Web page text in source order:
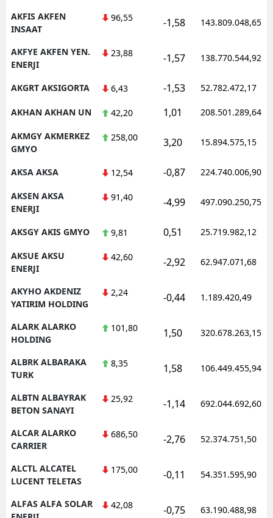
AKFIS AKFEN
INSAAT
96,55 -1,58 143.809.048,65
AKFYE AKFEN YEN.
ENERJI
23,88 -1,57 138.770.544,92
AKGRT AKSIGORTA 6,43 -1,53 52.782.472,17
AKHAN AKHAN UN 42,20 1,01 208.501.289,64
AKMGY AKMERKEZ
GMYO
258,00 3,20 15.894.575,15
AKSA AKSA 12,54 -0,87 224.740.006,90
AKSEN AKSA
ENERJI
91,40 -4,99 497.090.250,75
AKSGY AKIS GMYO 9,81 0,51 25.719.982,12
AKSUE AKSU
ENERJI
42,60 -2,92 62.947.071,68
AKYHO AKDENIZ
YATIRIM HOLDING
2,24 -0,44 1.189.420,49
ALARK ALARKO
HOLDING
101,80 1,50 320.678.263,15
ALBRK ALBARAKA
TURK
8,35 1,58 106.449.455,94
ALBTN ALBAYRAK
BETON SANAYI
25,92 -1,14 692.044.692,60
ALCAR ALARKO
CARRIER
686,50 -2,76 52.374.751,50
ALCTL ALCATEL
LUCENT TELETAS
175,00 -0,11 54.351.595,90
ALFAS ALFA SOLAR
42,08 -0,75 63.190.488,98